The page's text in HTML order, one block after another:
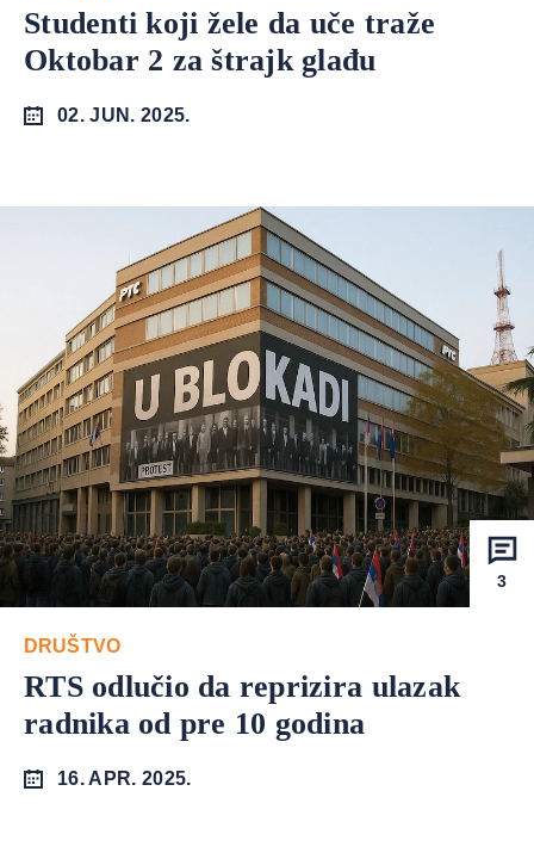
Studenti koji žele da uče traže
Oktobar 2 za štrajk glađu
02. JUN. 2025.
3
DRUŠTVO
RTS odlučio da reprizira ulazak
radnika od pre 10 godina
16. APR. 2025.